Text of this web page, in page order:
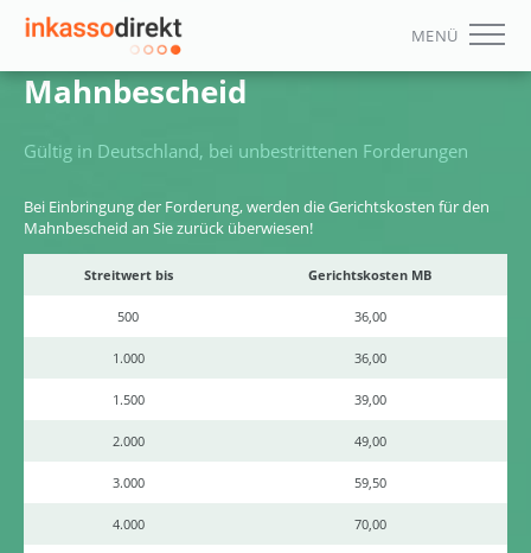
Ihre Vorteile
Leistungen
Inkassoauftrag
ZUM ONLINE-AUFTRAG
MENÜ
Mahnbescheid
Gültig in Deutschland, bei unbestrittenen Forderungen
Bei Einbringung der Forderung, werden die Gerichtskosten für den
Mahnbescheid an Sie zurück überwiesen!
Streitwert bis Gerichtskosten MB
500 36,00
1.000 36,00
1.500 39,00
2.000 49,00
3.000 59,50
4.000 70,00